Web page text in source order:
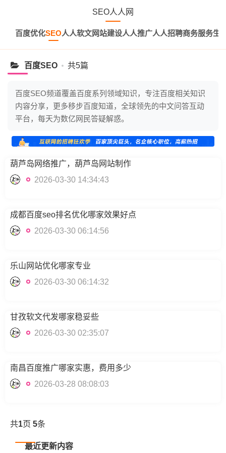
SEO人人网
百度优化SEO人人软文网站建设人人推广人人招聘商务服务生
百度SEO 共5篇
百度SEO频道覆盖百度系列领域知识，专注百度相关知识
内容分享，更多移步百度知道，全球领先的中文问答互动
平台，每天为数亿网民答疑解惑。
葫芦岛网络推广，葫芦岛网站制作
2026-03-30 14:34:43
成都百度seo排名优化哪家效果好点
2026-03-30 06:14:56
乐山网站优化哪家专业
2026-03-30 06:14:32
甘孜软文代发哪家稳妥些
2026-03-30 02:35:07
南昌百度推广哪家实惠，费用多少
2026-03-28 08:08:03
共1页 5条
最近更新内容